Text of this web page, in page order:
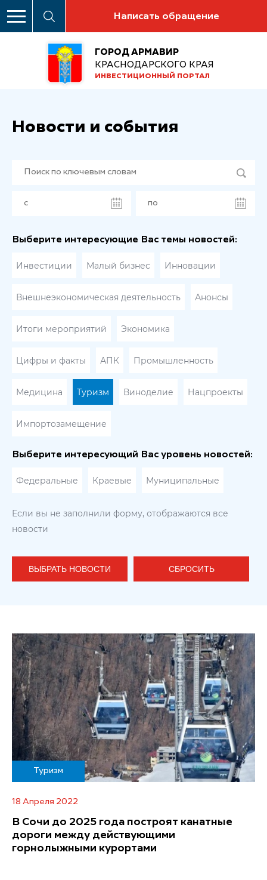
Написать обращение
ГОРОД АРМАВИР
КРАСНОДАРСКОГО КРАЯ
ИНВЕСТИЦИОННЫЙ ПОРТАЛ
Новости и события
Выберите интересующие Вас темы новостей:
Инвестиции Малый бизнес Инновации
Внешнеэкономическая деятельность Анонсы
Итоги мероприятий Экономика
Цифры и факты АПК Промышленность
Медицина Туризм Виноделие Нацпроекты
Импортозамещение
Выберите интересующий Вас уровень новостей:
Федеральные Краевые Муниципальные
Если вы не заполнили форму, отображаются все
новости
ВЫБРАТЬ НОВОСТИ СБРОСИТЬ
Туризм
18 Апреля 2022
В Сочи до 2025 года построят канатные
дороги между действующими
горнолыжными курортами